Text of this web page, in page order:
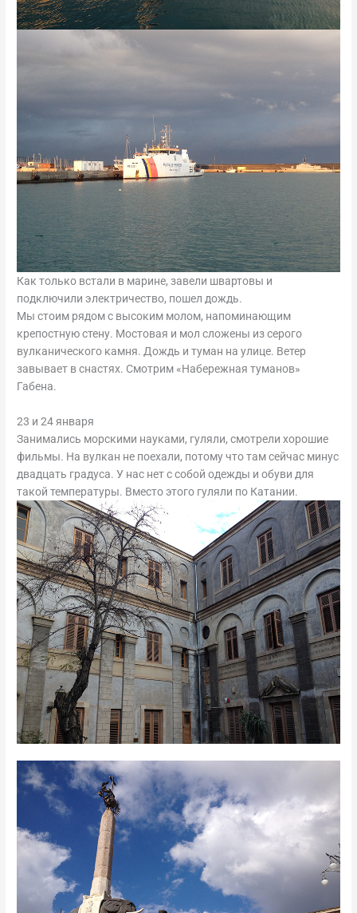
Как только встали в марине, завели швартовы и
подключили электричество, пошел дождь.
Мы стоим рядом с высоким молом, напоминающим
крепостную стену. Мостовая и мол сложены из серого
вулканического камня. Дождь и туман на улице. Ветер
завывает в снастях. Смотрим «Набережная туманов»
Габена.
23 и 24 января
Занимались морскими науками, гуляли, смотрели хорошие
фильмы. На вулкан не поехали, потому что там сейчас минус
двадцать градуса. У нас нет с собой одежды и обуви для
такой температуры. Вместо этого гуляли по Катании.